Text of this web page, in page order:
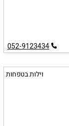
052-9123434
וילות בטפחות